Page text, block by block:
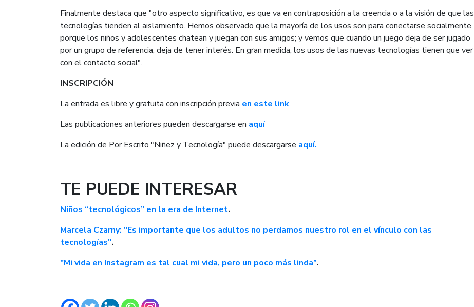
Finalmente destaca que "otro aspecto significativo, es que va en contraposición a la creencia o a la visión de que las
tecnologías tienden al aislamiento. Hemos observado que la mayoría de los usos son para conectarse socialmente,
porque los niños y adolescentes chatean y juegan con sus amigos; y vemos que cuando un juego deja de ser jugado
por un grupo de referencia, deja de tener interés. En gran medida, los usos de las nuevas tecnologías tienen que ver
con el contacto social".
INSCRIPCIÓN
La entrada es libre y gratuita con inscripción previa en este link
Las publicaciones anteriores pueden descargarse en aquí
La edición de Por Escrito "Niñez y Tecnología" puede descargarse aquí.
TE PUEDE INTERESAR
Niños “tecnológicos” en la era de Internet.
Marcela Czarny: "Es importante que los adultos no perdamos nuestro rol en el vínculo con las
tecnologías".
"Mi vida en Instagram es tal cual mi vida, pero un poco más linda”.